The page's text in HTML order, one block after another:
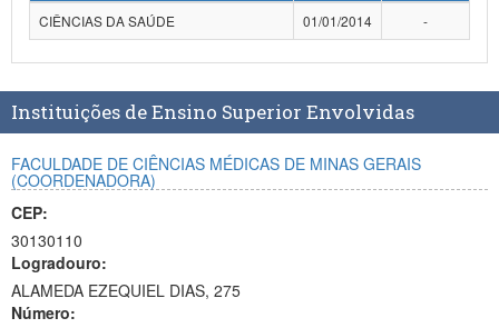
CIÊNCIAS DA SAÚDE
01/01/2014 -
Instituições de Ensino Superior Envolvidas
FACULDADE DE CIÊNCIAS MÉDICAS DE MINAS GERAIS
(COORDENADORA)
CEP:
30130110
Logradouro:
ALAMEDA EZEQUIEL DIAS, 275
Número: